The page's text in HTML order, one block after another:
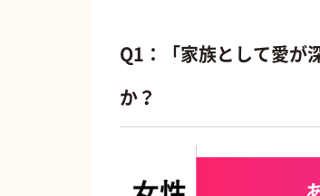
Q1：「家族として愛が
か？